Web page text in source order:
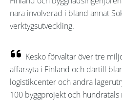
nära involverad i bland annat
verktygsutveckling.
Kesko förvaltar över tre
affärsyta i Finland och därtill
logistikcenter och andra
100 byggprojekt och